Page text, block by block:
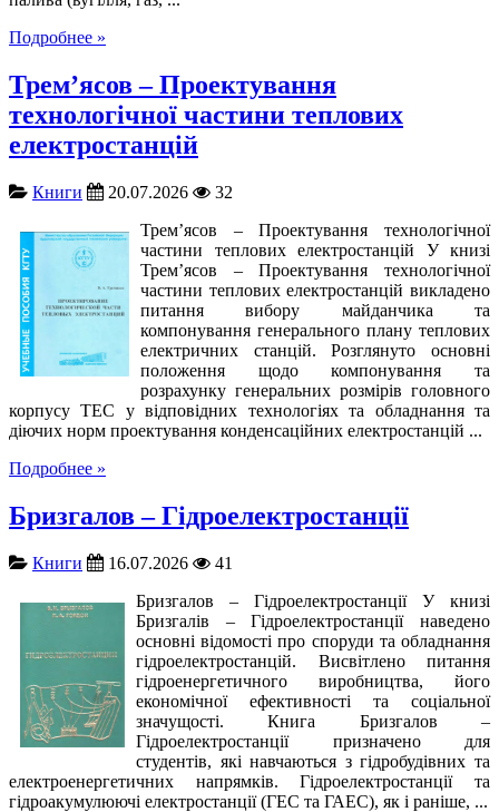
Подробнее »
Трем’ясов – Проектування
технологічної частини теплових
електростанцій
Книги 20.07.2026
32
Трем’ясов – Проектування технологічної
частини теплових електростанцій У книзі
Трем’ясов – Проектування технологічної
частини теплових електростанцій викладено
питання вибору майданчика та
компонування генерального плану теплових
електричних станцій. Розглянуто основні
положення щодо компонування та
розрахунку генеральних розмірів головного
корпусу ТЕС у відповідних технологіях та обладнання та
діючих норм проектування конденсаційних електростанцій ...
Подробнее »
Бризгалов – Гідроелектростанції
Книги 16.07.2026
41
Бризгалов – Гідроелектростанції У книзі
Бризгалів – Гідроелектростанції наведено
основні відомості про споруди та обладнання
гідроелектростанцій. Висвітлено питання
гідроенергетичного виробництва, його
економічної ефективності та соціальної
значущості. Книга Бризгалов –
Гідроелектростанції призначено для
студентів, які навчаються з гідробудівних та
електроенергетичних напрямків. Гідроелектростанції та
гідроакумулюючі електростанції (ГЕС та ГАЕС), як і раніше, ...